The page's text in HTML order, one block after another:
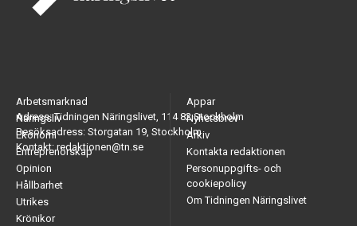
Adress: Tidningen Näringslivet, 114 82 Stockholm
Besöksadress: Storgatan 19, Stockholm
Kontakt: redaktionen@tn.se
Arbetsmarknad
Näringsliv
Ekonomi
Entreprenörskap
Opinion
Hållbarhet
Utrikes
Krönikor
Appar
Nyhetsbrev
Arkiv
Kontakta redaktionen
Personuppgifts- och
cookiepolicy
Om Tidningen Näringslivet